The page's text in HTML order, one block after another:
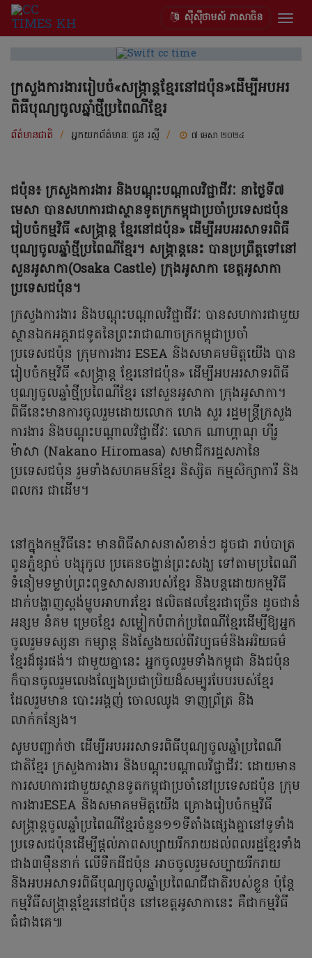
ស៊ីស៊ីថាមស៍ ភាសាចិន
ក្រសួងការងាររៀបចំ«សង្ក្រាន្តខ្មែរនៅជប៉ុន»ដើម្បីអបអរ
ពិធីបុណ្យចូលឆ្នាំថ្មីប្រពៃណីខ្មែរ
ព័ត៌មានជាតិ / អ្នកយកព័ត៌មាន: ជួន រស្មី​ / ៧ មេសា ២០២៤
ជប៉ុន៖ ក្រសួងការងារ និងបណ្តុះបណ្តាលវិជ្ជាជីវៈ នាថ្ងៃទី៧
មេសា បានសហការជាស្ថានទូតក្រកម្ពុជាប្រចាំប្រទេសជប៉ុន
រៀបចំកម្មវិធី «សង្ក្រាន្ត ខ្មែរនៅជប៉ុន» ដើម្បីអបអរសាទរពិធី
បុណ្យចូលឆ្នាំថ្មីប្រពៃណីខ្មែរ។ សង្ក្រាន្ដនេះ បានប្រព្រឹត្តទៅនៅ
សួនអូសាកា(Osaka Castle) ក្រុងអូសាកា ខេត្តអូសាកា
ប្រទេសជប៉ុន។
ក្រសួងការងារ និងបណ្តុះបណ្តាលវិជ្ជាជីវៈ បានសហការជាមួយ
ស្ថានឯកអគ្គរាជទូតនៃព្រះរាជាណាចក្រកម្ពុជាប្រចាំ
ប្រទេសជប៉ុន ក្រុមការងារ ESEA និងសមាគមមិត្តយើង បាន
រៀបចំកម្មវិធី «សង្ក្រាន្ត ខ្មែរនៅជប៉ុន» ដើម្បីអបអរសាទរពិធី
បុណ្យចូលឆ្នាំថ្មីប្រពៃណីខ្មែរ នៅសួនអូសាកា ក្រុងអូសាកា។
ពិធីនេះមានការចូលរួមដោយលោក ហេង សួរ រដ្ឋមន្ត្រីក្រសួង
ការងារ និងបណ្តុះបណ្តាលវិជ្ជាជីវៈ លោក ណាហ្គាណុ ហ៊ីរូ
ម៉ាសា (Nakano Hiromasa) សមាជិករដ្ឋសភានៃ
ប្រទេសជប៉ុន រួមទាំងសហគមន៍ខ្មែរ និស្សិត កម្មសិក្សាការី និង
ពលករ ជាដើម។
នៅក្នុងកម្មវិធីនេះ មានពិធីសាសនាសំខាន់ៗ ដូចជា រាប់បាត្រ
ពូនភ្នំខ្សាច់ បង្សុកូល ប្រគេនចង្ហាន់ព្រះសង្ឃ ទៅតាមប្រពៃណី
ទំនៀមទម្លាប់ព្រះពុទ្ធសាសនារបស់ខ្មែរ និងបន្តដោយកម្មវិធី
ដាក់បង្ហាញស្តង់ម្ហូបអាហារខ្មែរ ផលិតផលខ្មែរជាច្រើន ដូចជានំ
អន្សម នំគម ម្រេចខ្មែរ សម្លៀកបំពាក់ប្រពៃណីខ្មែរដើម្បីឱ្យអ្នក
ចូលរួមទស្សនា កម្សាន្ត និងស្វែងយល់ពីវប្បធម៌និងអរិយធម៌
ខ្មែរដ៏ផូរផង់។ ជាមួយគ្នានេះ អ្នកចូលរួមទាំងកម្ពុជា និងជប៉ុន
ក៏បានចូលរួមលេងល្បែងប្រជាប្រិយដ៏សម្បូរបែបរបស់ខ្មែរ
ដែលរួមមាន បោះអង្គញ់ ចោលឈូង ទាញព្រ័ត្រ និង
លាក់កន្សែង។
សូមបញ្ជាក់ថា ដើម្បីអបអរសាទរពិធីបុណ្យចូលឆ្នាំប្រពៃណី
ជាតិខ្មែរ ក្រសួងការងារ និងបណ្តុះបណ្តាលវិជ្ជាជីវៈ ដោយមាន
ការសហការជាមួយស្ថានទូតកម្ពុជាប្រចាំនៅប្រទេសជប៉ុន ក្រុម
ការងារESEA និងសមាគមមិត្តយើង គ្រោងរៀបចំកម្មវិធី
សង្ក្រាន្តចូលឆ្នាំប្រពៃណីខ្មែរចំនួន១១ទីតាំងផ្សេងគ្នានៅទូទាំង
ប្រទេសជប៉ុនដើម្បីផ្តល់ភាពសប្បាយរីករាយដល់ពលរដ្ឋខ្មែរទាំង
ជាង៣ម៉ឺននាក់ លើទឹកដីជប៉ុន អាចចូលរួមសប្បាយរីករាយ
និងអបអសាទរពិធីបុណ្យចូលឆ្នាំប្រពៃណជីជាតិរបស់ខ្លួន ប៉ុន្តែ
កម្មវិធីសង្ក្រាន្ដខ្មែរនៅជប៉ុន នៅខេត្តអូសាកានេះ គឺជាកម្មវិធី
ធំជាងគេ៕